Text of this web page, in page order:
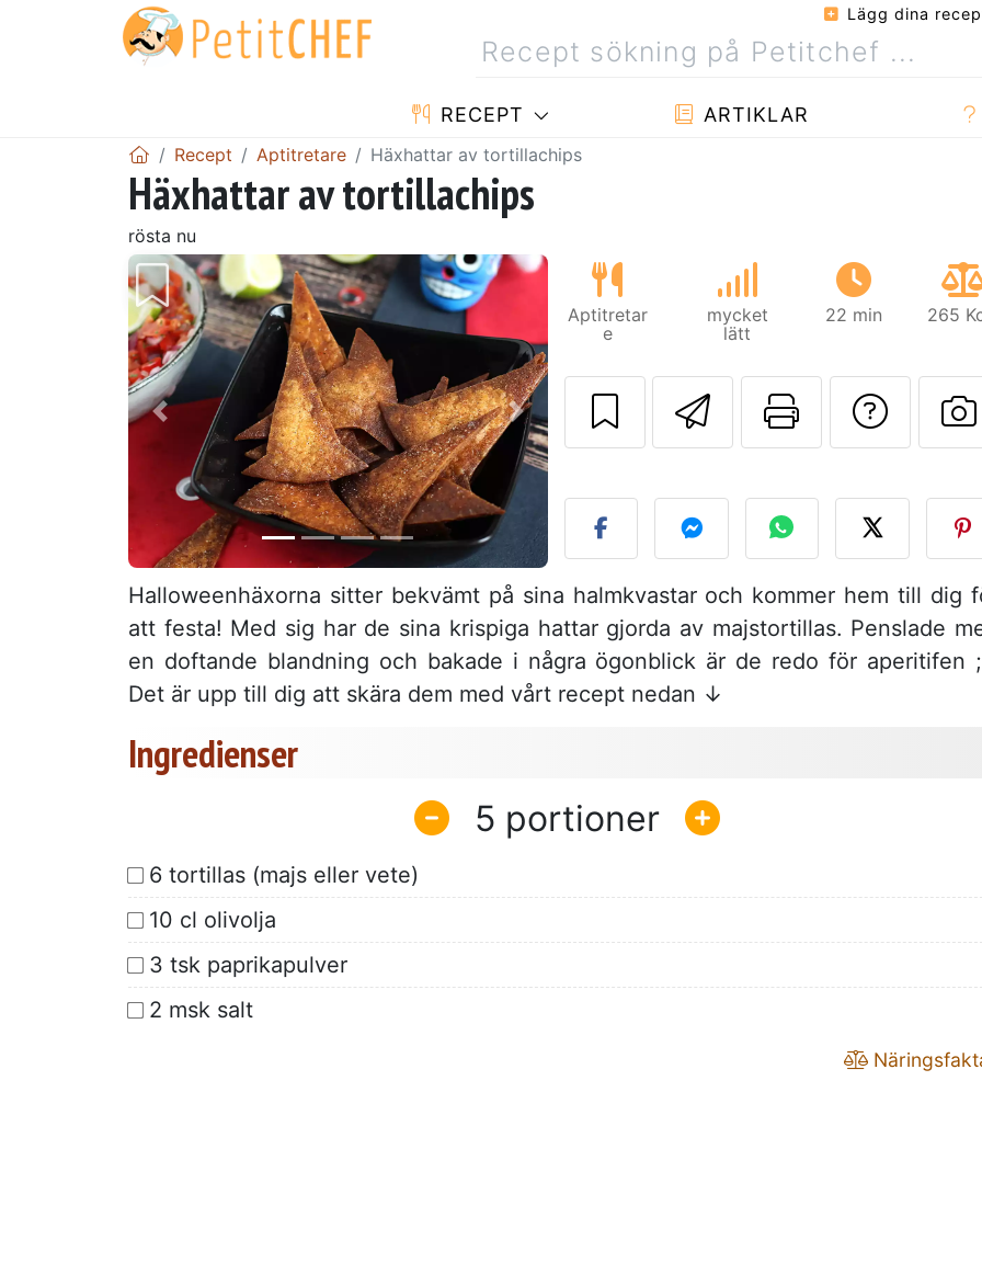
Lägg dina
RECEPT ARTIKLAR
Recept Aptitretare Häxhattar av tortillachips
Häxhattar av tortillachips
rösta nu
Föregående Nästa
Aptitretar
e
mycket
lätt
22 min 265
Skicka detta
Skriv ut
Halloweenhäxorna sitter bekvämt på sina halmkvastar och kommer hem till dig
att festa! Med sig har de sina krispiga hattar gjorda av majstortillas. Penslade
en doftande blandning och bakade i några ögonblick är de redo för aperitifen
Det är upp till dig att skära dem med vårt recept nedan ↓
Ingredienser
5
6 tortillas (majs eller vete)
10 cl olivolja
3 tsk paprikapulver
2 msk salt